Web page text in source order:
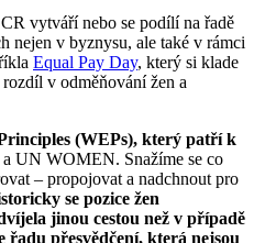
vytváří nebo se podílí na řadě
nejen v byznysu, ale také v rámci
Equal Pay Day, který si klade
v odměňování žen a
(WEPs), který patří k
UN WOMEN. Snažíme se co
– propojovat a nadchnout pro
se pozice žen
jinou cestou než v případě
řadu přesvědčení, která nejsou